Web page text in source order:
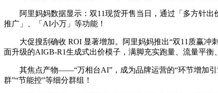
阿里妈妈数据显示：双11现货开售当日，通过「多方针出
推广」、「AI小万」等功能！
大促搜刮确收 ROI 显著增加。阿里妈妈推出“双11质赢冲
面升级的AIGB-R1生成式出价模子，满脚充实跑量、流量平
其焦点产物——“万相台AI”，成为品牌运营的“环节增加引擎
群”“节能控”等细分群组！